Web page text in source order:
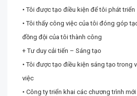
• Tôi được tạo điều kiện để tôi phát triển
• Tôi thấy công việc của tôi đóng góp
đồng đội của tôi thành công
+ Tư duy cải tiến – Sáng tạo
• Tôi được tạo điều kiện sáng tạo trong
việc
• Công ty triển khai các chương trình